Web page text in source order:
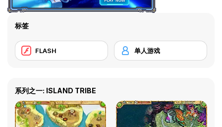
标签
FLASH 单人游戏
系列之一: ISLAND TRIBE